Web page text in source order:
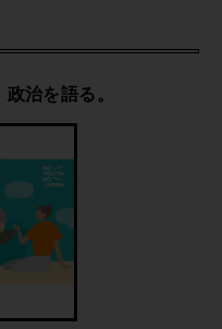
治を語る。